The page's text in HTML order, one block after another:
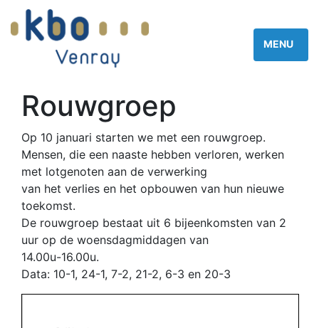
Rouwgroep
Op 10 januari starten we met een rouwgroep.
Mensen, die een naaste hebben verloren, werken
met lotgenoten aan de verwerking
van het verlies en het opbouwen van hun nieuwe
toekomst.
De rouwgroep bestaat uit 6 bijeenkomsten van 2
uur op de woensdagmiddagen van
14.00u-16.00u.
Data: 10-1, 24-1, 7-2, 21-2, 6-3 en 20-3